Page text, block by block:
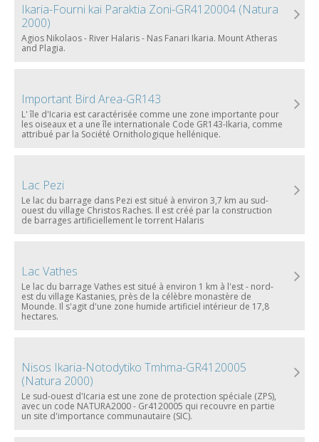
Ikaria-Fourni kai Paraktia Zoni-GR4120004 (Natura
2000)
Agios Nikolaos - River Ηalaris - Nas Fanari Ikaria. Mount Atheras
and Plagia.
Important Bird Area-GR143
L' île d'Icaria est caractérisée comme une zone importante pour
les oiseaux et a une île internationale Code GR143-Ikaria, comme
attribué par la Société Ornithologique hellénique.
Lac Pezi
Le lac du barrage dans Pezi est situé à environ 3,7 km au sud-
ouest du village Christos Raches. Il est créé par la construction
de barrages artificiellement le torrent Halaris
Lac Vathes
Le lac du barrage Vathes est situé à environ 1 km à l'est - nord-
est du village Kastanies, près de la célèbre monastère de
Mounde. Il s'agit d'une zone humide artificiel intérieur de 17,8
hectares.
Nisos Ikaria-Notodytiko Tmhma-GR4120005
(Natura 2000)
Le sud-ouest d'Icaria est une zone de protection spéciale (ZPS),
avec un code NATURA2000 - Gr4120005 qui recouvre en partie
un site d'importance communautaire (SIC).